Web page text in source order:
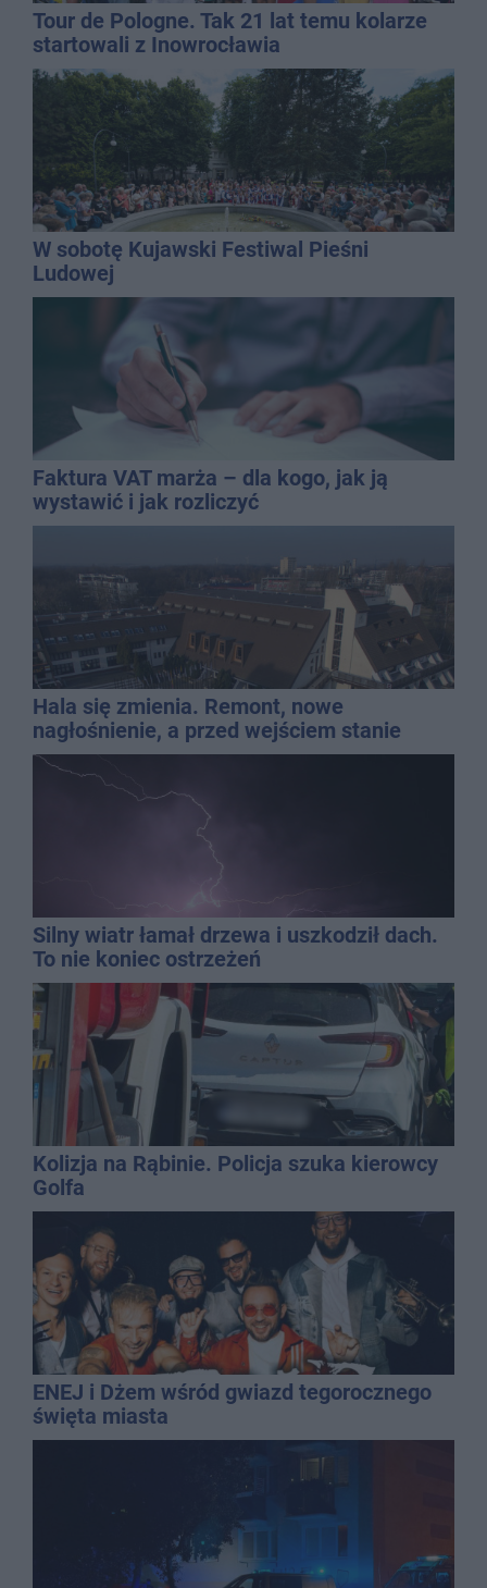
Tour de Pologne. Tak 21 lat temu kolarze
startowali z Inowrocławia
W sobotę Kujawski Festiwal Pieśni
Ludowej
Faktura VAT marża – dla kogo, jak ją
wystawić i jak rozliczyć
Hala się zmienia. Remont, nowe
nagłośnienie, a przed wejściem stanie
QEMETICA ARENA
Silny wiatr łamał drzewa i uszkodził dach.
To nie koniec ostrzeżeń
Kolizja na Rąbinie. Policja szuka kierowcy
Golfa
ENEJ i Dżem wśród gwiazd tegorocznego
święta miasta